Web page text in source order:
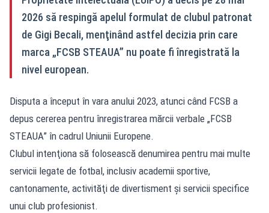
2026 să respingă apelul formulat de clubul patronat
de Gigi Becali, menţinând astfel decizia prin care
marca „FCSB STEAUA” nu poate fi înregistrată la
nivel european.
Disputa a început în vara anului 2023, atunci când FCSB a
depus cererea pentru înregistrarea mărcii verbale „FCSB
STEAUA” în cadrul Uniunii Europene.
Clubul intenţiona să folosească denumirea pentru mai multe
servicii legate de fotbal, inclusiv academii sportive,
cantonamente, activităţi de divertisment şi servicii specifice
unui club profesionist.